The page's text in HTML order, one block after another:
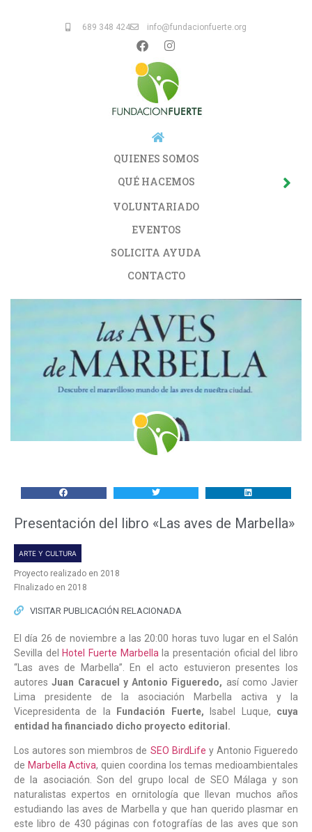
689 348 424 info@fundacionfuerte.org
QUIENES SOMOS
QUÉ HACEMOS
VOLUNTARIADO
EVENTOS
SOLICITA AYUDA
CONTACTO
Presentación del libro «Las aves de Marbella»
ARTE Y CULTURA
Proyecto realizado en 2018
FInalizado en 2018
VISITAR PUBLICACIÓN RELACIONADA
El día 26 de noviembre a las 20:00 horas tuvo lugar en el Salón
Sevilla del
Hotel Fuerte Marbella la presentación oficial del libro
“Las aves de Marbella”. En el acto estuvieron presentes los
autoresJuan Caracuel y Antonio Figueredo, así como Javier
Lima presidente de la asociación Marbella activa y la
Vicepresidenta de la
Fundación Fuerte, Isabel Luque, cuya
entidad ha financiado dicho proyecto editorial.
Los autores son miembros de SEO BirdLife y Antonio Figueredo
de Marbella Activa, quien coordina los temas medioambientales
de la asociación. Son del grupo local de SEO Málaga y son
naturalistas expertos en ornitología que llevan muchos años
estudiando las aves de Marbella y que han querido plasmar en
este libro de 430 páginas con fotografías de las aves que son